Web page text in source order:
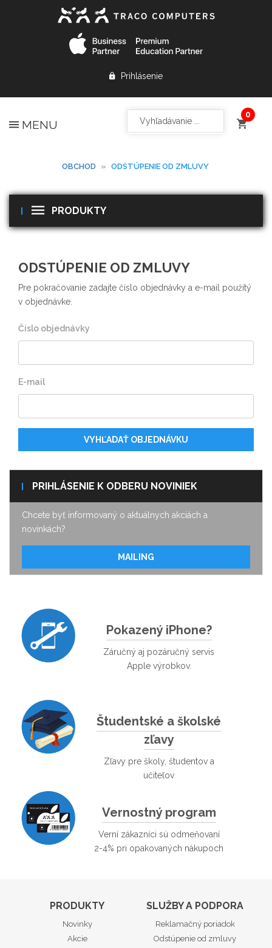
Prihlásenie
MENU
OBCHOD » ODSTÚPENIE OD ZMLUVY
PRODUKTY
ODSTÚPENIE OD ZMLUVY
Pre pokračovanie zadajte číslo objednávky a e-mail použitý
v objednávke.
Číslo objednávky
E-mail
VYHĽADAŤ OBJEDNÁVKU
PRIHLÁSENIE K ODBERU NOVINIEK
Chcete byť informovaný o aktuálnych akciách a
novinkách?
MAILING
Pokazený iPhone?
Záručný aj pozáručný servis
Apple výrobkov.
Študentské a školské
zľavy
Zľavy pre školy, študentov a
učiteľov
Vernostný program
Verní zákazníci sú odmeňovaní
2-4% pri opakovaných nákupoch
PRODUKTY
Novinky
Akcie
SLUŽBY A PODPORA
Reklamačný poriadok
Odstúpenie od zmluvy